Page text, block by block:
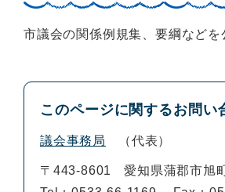
市議会の関係例規集、要綱などを
このページに関するお問い
議会事務局 代表
〒443-8601
愛知県蒲郡市旭